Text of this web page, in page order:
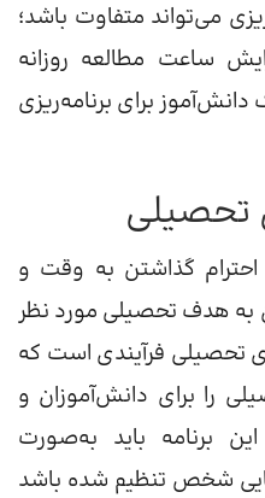
می‌تواند متفاوت باشد؛
ساعت مطالعه روزانه
برای برنامه‌ریزی
تحصیلی
گذاشتن به وقت و
به هدف تحصیلی مورد نظر
تحصیلی فرآیندی است که
را برای دانش‌آموزان و
برنامه باید به‌صورت
شخص تنظیم شده باشد